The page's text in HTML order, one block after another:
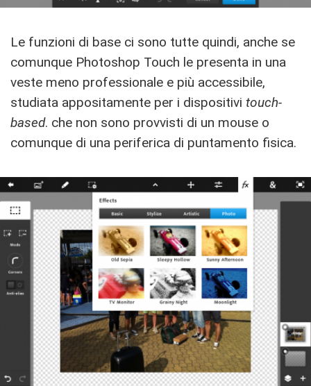
Le funzioni di base ci sono tutte quindi, anche se
comunque Photoshop Touch le presenta in una
veste meno professionale e più accessibile,
studiata appositamente per i dispositivi touch-
based. che non sono provvisti di un mouse o
comunque di una periferica di puntamento fisica.